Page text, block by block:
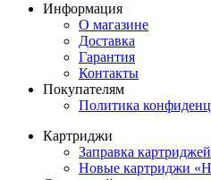
Информация
О магазине
Доставка
Гарантия
Контакты
Покупателям
Политика
Картриджи
Заправка картриджей
Новые картриджи